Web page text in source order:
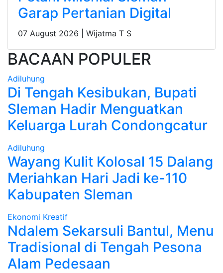
Garap Pertanian Digital
07 August 2026 | Wijatma T S
BACAAN POPULER
Adiluhung
Di Tengah Kesibukan, Bupati
Sleman Hadir Menguatkan
Keluarga Lurah Condongcatur
Adiluhung
Wayang Kulit Kolosal 15 Dalang
Meriahkan Hari Jadi ke-110
Kabupaten Sleman
Ekonomi Kreatif
Ndalem Sekarsuli Bantul, Menu
Tradisional di Tengah Pesona
Alam Pedesaan